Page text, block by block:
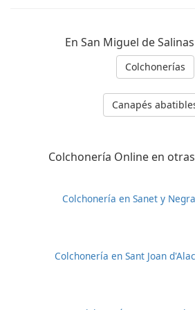
En San Miguel de
Colchonerías
Canapés
Colchonería Online en
Colchonería en Sanet y
Colchonería en Sant Joan